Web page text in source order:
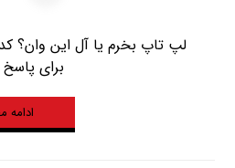
لپ تاپ بخرم یا آل این وان؟
برای